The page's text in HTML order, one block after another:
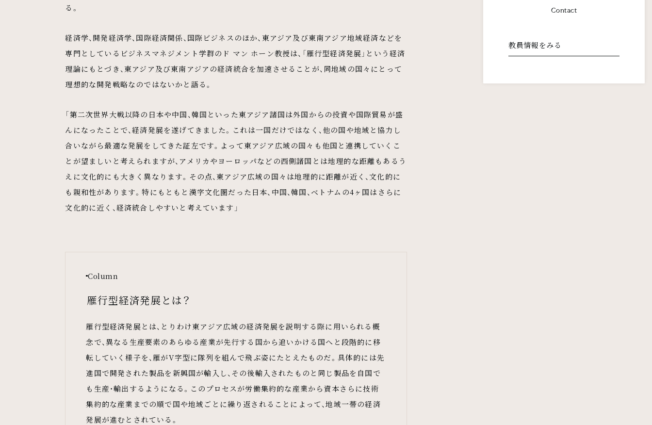
Contact
教員情報をみる
る。
経済学、開発経済学、国際経済関係、国際ビジネスのほか、東アジア及び東南アジア地域経済などを
専門としているビジネスマネジメント学群のド マン ホーン教授は、「雁行型経済発展」という経済
理論にもとづき、東アジア及び東南アジアの経済統合を加速させることが、同地域の国々にとって
理想的な開発戦略なのではないかと語る。
「第二次世界大戦以降の日本や中国、韓国といった東アジア諸国は外国からの投資や国際貿易が盛
んになったことで、経済発展を遂げてきました。これは一国だけではなく、他の国や地域と協力し
合いながら最適な発展をしてきた証左です。よって東アジア広域の国々も他国と連携していくこ
とが望ましいと考えられますが、アメリカやヨーロッパなどの西側諸国とは地理的な距離もあるう
えに文化的にも大きく異なります。その点、東アジア広域の国々は地理的に距離が近く、文化的に
も親和性があります。特にもともと漢字文化圏だった日本、中国、韓国、ベトナムの4ヶ国はさらに
文化的に近く、経済統合しやすいと考えています」
Column
雁行型経済発展とは？
雁行型経済発展とは、とりわけ東アジア広域の経済発展を説明する際に用いられる概
念で、異なる生産要素のあらゆる産業が先行する国から追いかける国へと段階的に移
転していく様子を、雁がV字型に隊列を組んで飛ぶ姿にたとえたものだ。具体的には先
進国で開発された製品を新興国が輸入し、その後輸入されたものと同じ製品を自国で
も生産・輸出するようになる。このプロセスが労働集約的な産業から資本さらに技術
集約的な産業までの順で国や地域ごとに繰り返されることによって、地域一帯の経済
発展が進むとされている。